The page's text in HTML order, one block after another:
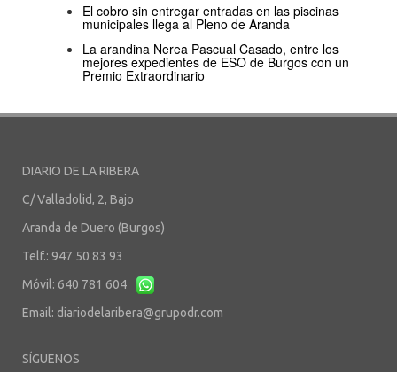
El cobro sin entregar entradas en las piscinas
municipales llega al Pleno de Aranda
La arandina Nerea Pascual Casado, entre los
mejores expedientes de ESO de Burgos con un
Premio Extraordinario
DIARIO DE LA RIBERA
C/ Valladolid, 2, Bajo
Aranda de Duero (Burgos)
Telf.: 947 50 83 93
Móvil: 640 781 604
Email: diariodelaribera@grupodr.com
SÍGUENOS